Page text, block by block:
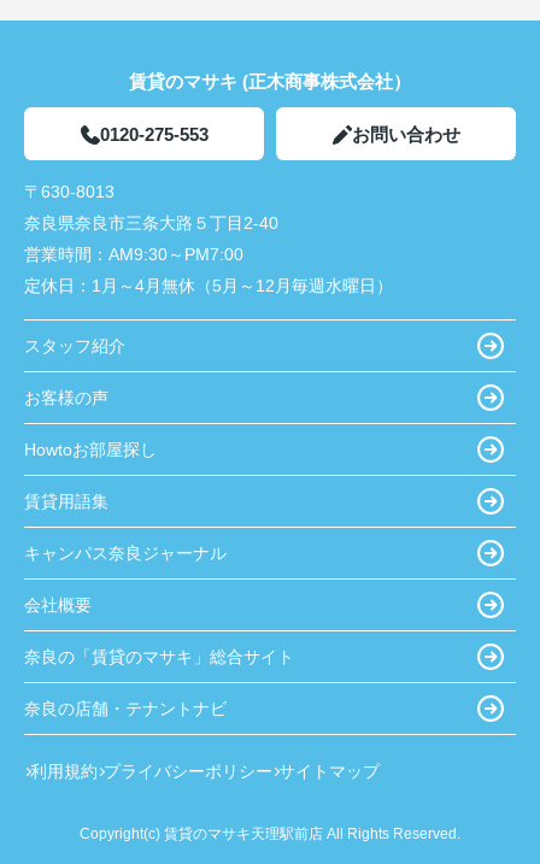
賃貸のマサキ (正木商事株式会社）
0120-275-553 お問い合わせ
〒630-8013
奈良県奈良市三条大路５丁目2-40
営業時間： AM9:30～PM7:00
定休日： 1月～4月無休（5月～12月毎週水曜日）
スタッフ紹介
お客様の声
Howtoお部屋探し
賃貸用語集
キャンパス奈良ジャーナル
会社概要
奈良の「賃貸のマサキ」総合サイト
奈良の店舗・テナントナビ
利用規約 プライバシーポリシー サイトマップ
Copyright(c) 賃貸のマサキ天理駅前店 All Rights Reserved.